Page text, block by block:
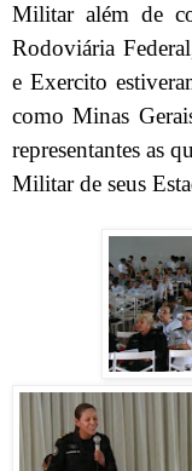
Militar além de
Rodoviária
e Exercito
como Minas
representantes as
Militar de seus